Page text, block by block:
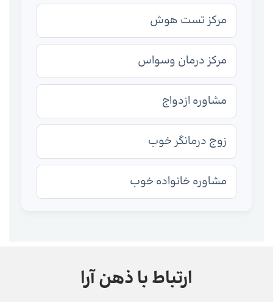
مرکز تست هوش
مرکز درمان وسواس
مشاوره ازدواج
زوج درمانگر خوب
مشاوره خانواده خوب
ارتباط با ذهن آرا